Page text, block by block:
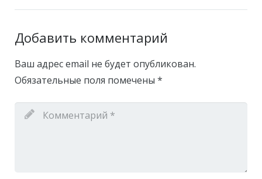
Добавить комментарий
Ваш адрес email не будет опубликован.
Обязательные поля помечены *